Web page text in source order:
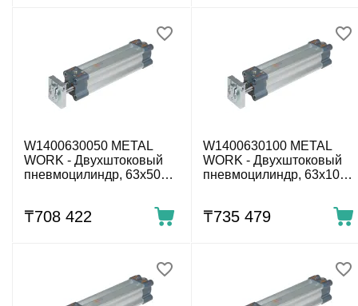
W1400630050 METAL
WORK - Двухштоковый
пневмоцилиндр, 63x50
₸708 422
W1400630100 METAL
WORK - Двухштоковый
пневмоцилиндр, 63x100
₸735 479